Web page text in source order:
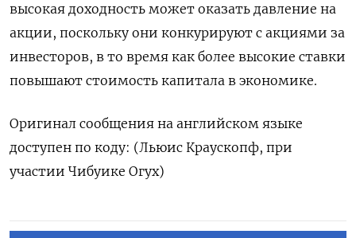
высокая доходность может оказать давление на
акции, поскольку они конкурируют с акциями за
инвесторов, в то время как более высокие ставки
повышают стоимость капитала в экономике.
Оригинал сообщения на английском языке
доступен по коду: (Льюис Краускопф, при
участии Чибуике Огух)